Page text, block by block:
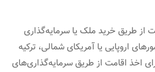
از طریق خرید ملک یا سرمایه‌گذاری
اروپایی یا آمریکای شمالی، ترکیه
اخذ اقامت از طریق سرمایه‌گذاری‌های